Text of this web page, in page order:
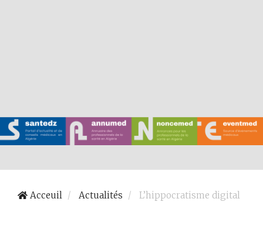
Acceuil Actualités L’hippocratisme digital